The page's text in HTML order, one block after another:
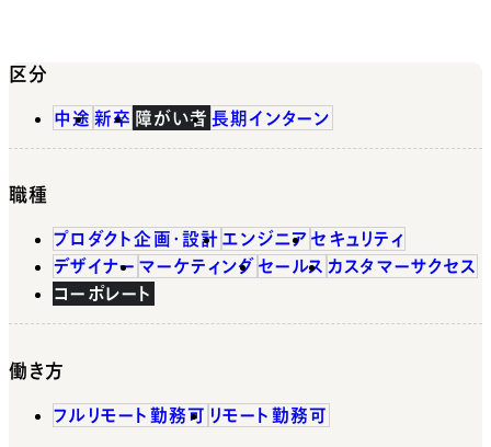
区分
中途 新卒 障がい者 長期インターン
職種
プロダクト企画・設計 エンジニア セキュリティ
デザイナー マーケティング セールス カスタマーサクセス
コーポレート
働き方
フルリモート勤務可 リモート勤務可